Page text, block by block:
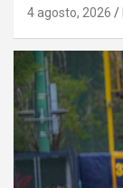
4 agosto, 2026